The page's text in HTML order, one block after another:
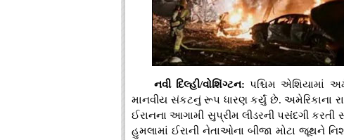
નવી દિલ્હી/વોશિંગ્ટન:પશ્ચિમ એશિયામાં
માનવીય સંકટનું રૂપ ધારણ કર્યું છે. અમેરિકાના
ઈરાનના આગામી સુપ્રીમ લીડરની પસંદગી કરતી
હુમલામાં ઈરાની નેતાઓના બીજા મોટા જૂથને